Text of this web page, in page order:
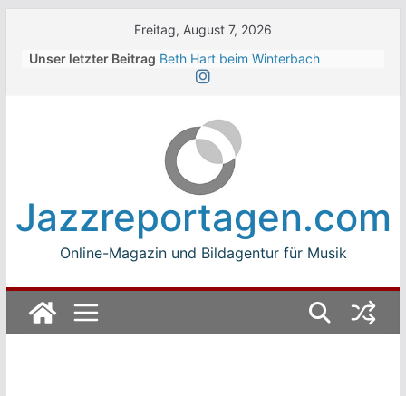
Freitag, August 7, 2026
Unser letzter Beitrag Beth Hart beim Winterbach
Zeltspektakel 2026
The Cinelli Brothers beim
Winterbach Zeltspektakel 2026
Jean-Michel Jarre bei den jazz open
Modena auf der Piazza Roma 2026
Beth Hart
Jazzreportagen.com
Online-Magazin und Bildagentur für Musik